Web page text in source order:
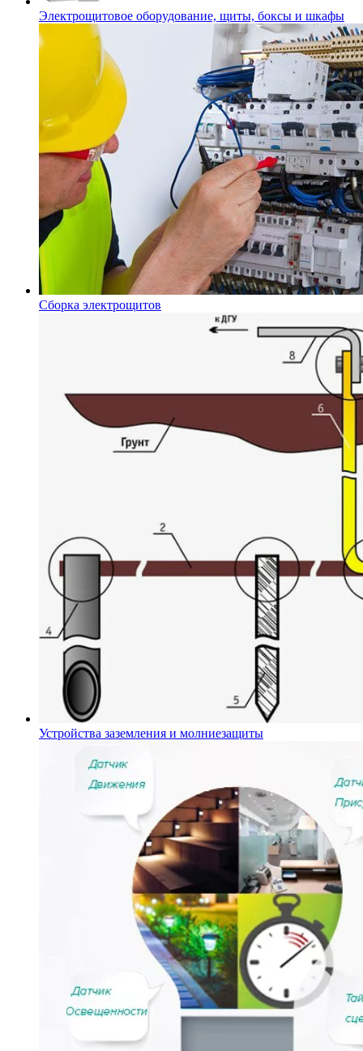
Электрощитовое оборудование, щиты, боксы и шкафы
Сборка электрощитов
Устройства заземления и молниезащиты